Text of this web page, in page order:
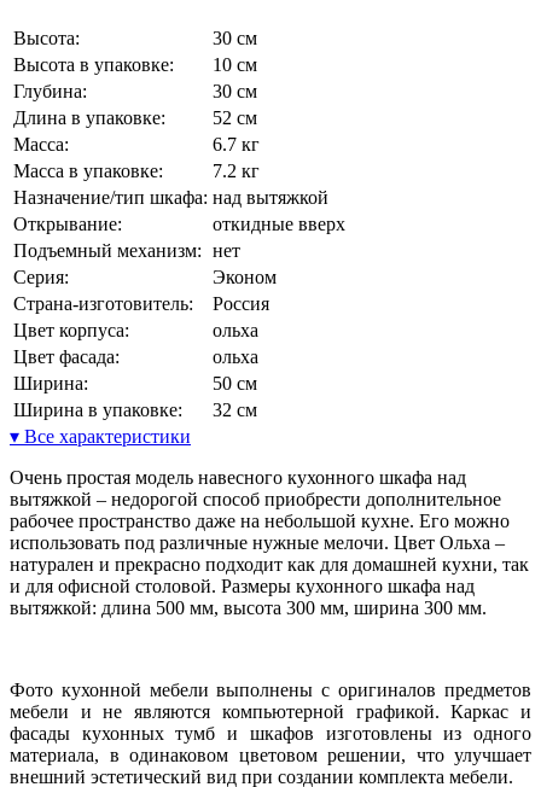
Высота:
30 см
Высота в упаковке:
10 см
Глубина:
30 см
Длина в упаковке:
52 см
Масса:
6.7 кг
Масса в упаковке:
7.2 кг
Назначение/тип шкафа: над вытяжкой
Открывание:
откидные вверх
Подъемный механизм: нет
Серия:
Эконом
Страна-изготовитель:
Россия
Цвет корпуса:
ольха
Цвет фасада:
ольха
Ширина:
50 см
Ширина в упаковке:
32 см
▾ Все характеристики
Очень простая модель навесного кухонного шкафа над
вытяжкой – недорогой способ приобрести дополнительное
рабочее пространство даже на небольшой кухне. Его можно
использовать под различные нужные мелочи. Цвет Ольха –
натурален и прекрасно подходит как для домашней кухни, так
и для офисной столовой. Размеры кухонного шкафа над
вытяжкой: длина 500 мм, высота 300 мм, ширина 300 мм.
Фото кухонной мебели выполнены с оригиналов предметов
мебели и не являются компьютерной графикой. Каркас и
фасады кухонных тумб и шкафов изготовлены из одного
материала, в одинаковом цветовом решении, что улучшает
внешний эстетический вид при создании комплекта мебели.